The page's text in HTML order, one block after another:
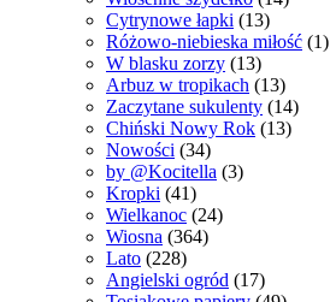
Cytrynowe łapki (13)
Różowo-niebieska miłość (1)
W blasku zorzy (13)
Arbuz w tropikach (13)
Zaczytane sukulenty (14)
Chiński Nowy Rok (13)
Nowości (34)
by @Kocitella (3)
Kropki (41)
Wielkanoc (24)
Wiosna (364)
Lato (228)
Angielski ogród (17)